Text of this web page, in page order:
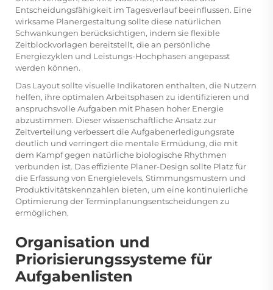
Entscheidungsfähigkeit im Tagesverlauf beeinflussen. Eine
wirksame Planergestaltung sollte diese natürlichen
Schwankungen berücksichtigen, indem sie flexible
Zeitblockvorlagen bereitstellt, die an persönliche
Energiezyklen und Leistungs-Hochphasen angepasst
werden können.
Das Layout sollte visuelle Indikatoren enthalten, die Nutzern
helfen, ihre optimalen Arbeitsphasen zu identifizieren und
anspruchsvolle Aufgaben mit Phasen hoher Energie
abzustimmen. Dieser wissenschaftliche Ansatz zur
Zeitverteilung verbessert die Aufgabenerledigungsrate
deutlich und verringert die mentale Ermüdung, die mit
dem Kampf gegen natürliche biologische Rhythmen
verbunden ist. Das effiziente Planer-Design sollte Platz für
die Erfassung von Energielevels, Stimmungsmustern und
Produktivitätskennzahlen bieten, um eine kontinuierliche
Optimierung der Terminplanungsentscheidungen zu
ermöglichen.
Organisation und
Priorisierungssysteme für
Aufgabenlisten